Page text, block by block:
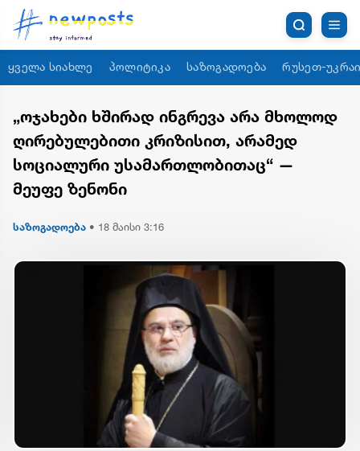
ყველა სიახლე პოლიტიკა საზოგადოება რუსეთ-
„ოჯახები ხშირად ინგრევა არა მხოლოდ
ღირებულებითი კრიზისით, არამედ
სოციალური უსამართლობითაც“ —
მეუფე ზენონი
საზოგადოება • 18 მაისი 3:16